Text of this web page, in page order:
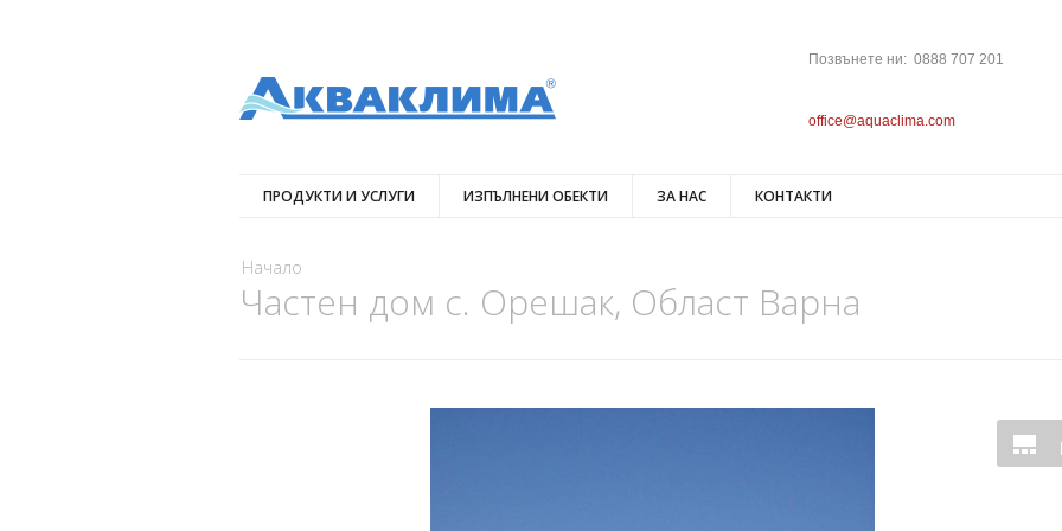
Позвънете ни: 0888 707 201
office@aquaclima.com
ПРОДУКТИ И УСЛУГИ ИЗПЪЛНЕНИ ОБЕКТИ ЗА НАС КОНТАКТИ
Вие сте тук
Начало
Частен дом с. Орешак, Област Варна